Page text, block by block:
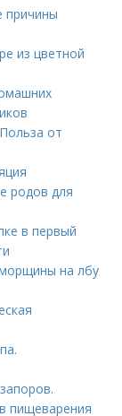
причины
из цветной
от
родов для
в первый
на лбу
пищеварения